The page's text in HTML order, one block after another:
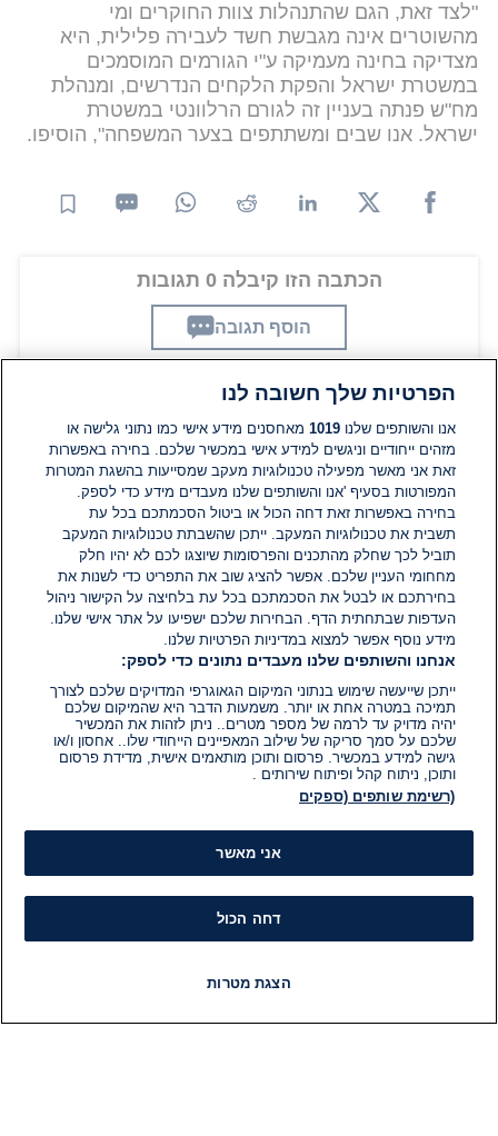
"לצד זאת, הגם שהתנהלות צוות החוקרים ומי
מהשוטרים אינה מגבשת חשד לעבירה פלילית, היא
מצדיקה בחינה מעמיקה ע"י הגורמים המוסמכים
במשטרת ישראל והפקת הלקחים הנדרשים, ומנהלת
מח"ש פנתה בעניין זה לגורם הרלוונטי במשטרת
ישראל. אנו שבים ומשתתפים בצער המשפחה", הוסיפו.
הכתבה הזו קיבלה 0 תגובות
הוסף תגובה
תגובות
אין עדיין תגובות. היה הראשון להגיב
הוסף תגובה
הפרטיות שלך חשובה לנו
אנו והשותפים שלנו1019 מאחסנים מידע אישי כמו נתוני גלישה או
מזהים ייחודיים וניגשים למידע אישי במכשיר שלכם. בחירה באפשרות
זאת אני מאשר מפעילה טכנולוגיות מעקב שמסייעות בהשגת המטרות
המפורטות בסעיף 'אנו והשותפים שלנו מעבדים מידע כדי לספק.
בחירה באפשרות זאת דחה הכול או ביטול הסכמתכם בכל עת
תשבית את טכנולוגיות המעקב. ייתכן שהשבתת טכנולוגיות המעקב
תוביל לכך שחלק מהתכנים והפרסומות שיוצגו לכם לא יהיו חלק
מחחומי העניין שלכם. אפשר להציג שוב את התפריט כדי לשנות את
בחירתכם או לבטל את הסכמתכם בכל עת בלחיצה על הקישור ניהול
העדפות שבתחתית הדף. הבחירות שלכם ישפיעו על אתר אישי שלנו.
מידע נוסף אפשר למצוא במדיניות הפרטיות שלנו.
אנחנו והשותפים שלנו מעבדים נתונים כדי לספק:
ייתכן שייעשה שימוש בנתוני המיקום הגאוגרפי המדויקים שלכם לצורך
תמיכה במטרה אחת או יותר. משמעות הדבר היא שהמיקום שלכם
יהיה מדויק עד לרמה של מספר מטרים.. ניתן לזהות את המכשיר
שלכם על סמך סריקה של שילוב המאפיינים הייחודי שלו.. אחסון ו/או
גישה למידע במכשיר. פרסום ותוכן מותאמים אישית, מדידת פרסום
ותוכן, ניתוח קהל ופיתוח שירותים .
(רשימת שותפים (ספקים
אני מאשר
דחה הכול
הצגת מטרות